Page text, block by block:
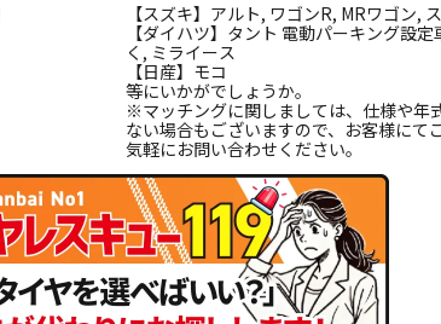
【スズキ】アルト, ワゴンR, MRワゴン,
【ダイハツ】タント 電動パーキング設
く, ミライース
【日産】モコ
等にいかがでしょうか。
※マッチングに関しましては、仕様や年
ない場合もございますので、お客様に
気軽にお問い合わせください。